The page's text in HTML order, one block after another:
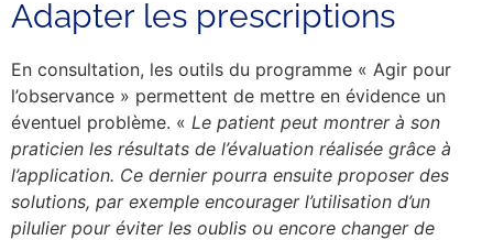
Adapter les prescriptions
En consultation, les outils du programme « Agir pour
l’observance » permettent de mettre en évidence un
éventuel problème. « Le patient peut montrer à son
praticien les résultats de l’évaluation réalisée grâce à
l’application. Ce dernier pourra ensuite proposer des
solutions, par exemple encourager l’utilisation d’un
pilulier pour éviter les oublis ou encore changer de